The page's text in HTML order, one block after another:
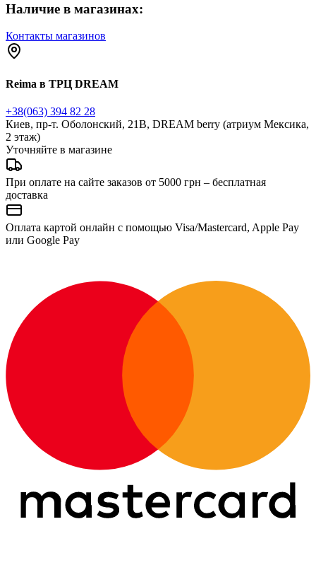
Наличие в магазинах:
Контакты магазинов
Reima в ТРЦ DREAM
+38(063) 394 82 28
Киев, пр-т. Оболонский, 21В, DREAM berry (атриум Мексика,
2 этаж)
Уточняйте в магазине
При оплате на сайте заказов от 5000 грн – бесплатная
доставка
Оплата картой онлайн с помощью Visa/Mastercard, Apple Pay
или Google Pay